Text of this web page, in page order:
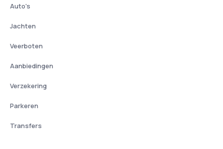
Auto's
Jachten
Veerboten
Aanbiedingen
Verzekering
Parkeren
Transfers